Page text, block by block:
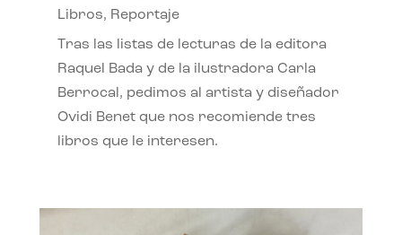
Libros, Reportaje
Tras las listas de lecturas de la editora
Raquel Bada y de la ilustradora Carla
Berrocal, pedimos al artista y diseñador
Ovidi Benet que nos recomiende tres
libros que le interesen.